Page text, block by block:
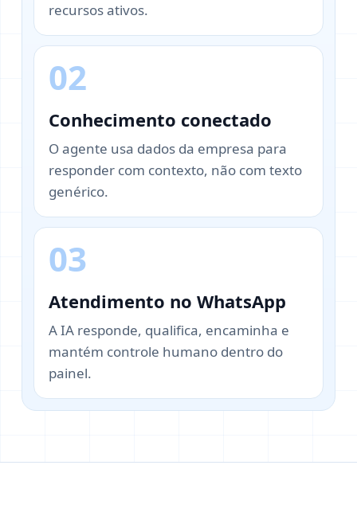
recursos ativos.
02
Conhecimento conectado
O agente usa dados da empresa para
responder com contexto, não com texto
genérico.
03
Atendimento no WhatsApp
A IA responde, qualifica, encaminha e
mantém controle humano dentro do
painel.